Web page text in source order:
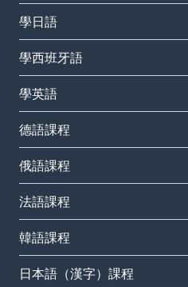
學日語
學西班牙語
學英語
德語課程
俄語課程
法語課程
韓語課程
日本語（漢字）課程